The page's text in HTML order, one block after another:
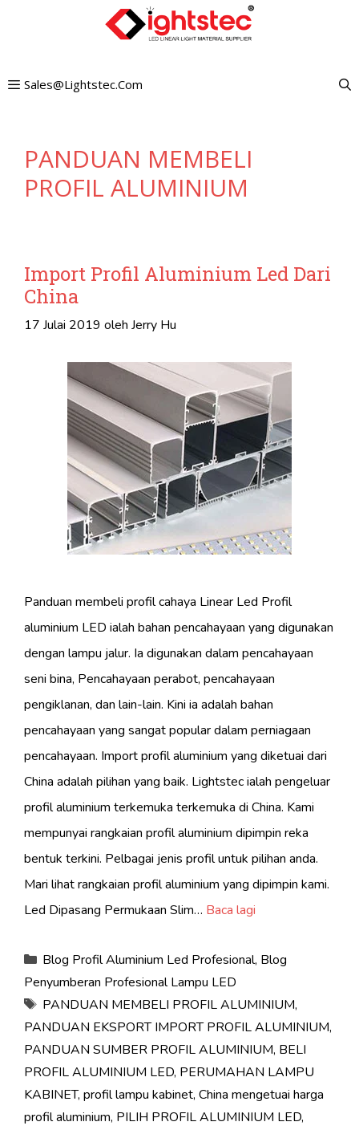
Sales@lightstec.com
PANDUAN MEMBELI
PROFIL ALUMINIUM
Import Profil Aluminium Led Dari
China
17 Julai 2019 oleh Jerry Hu
Panduan membeli profil cahaya Linear Led Profil
aluminium LED ialah bahan pencahayaan yang digunakan
dengan lampu jalur. Ia digunakan dalam pencahayaan
seni bina, Pencahayaan perabot, pencahayaan
pengiklanan, dan lain-lain. Kini ia adalah bahan
pencahayaan yang sangat popular dalam perniagaan
pencahayaan. Import profil aluminium yang diketuai dari
China adalah pilihan yang baik. Lightstec ialah pengeluar
profil aluminium terkemuka terkemuka di China. Kami
mempunyai rangkaian profil aluminium dipimpin reka
bentuk terkini. Pelbagai jenis profil untuk pilihan anda.
Mari lihat rangkaian profil aluminium yang dipimpin kami.
Led Dipasang Permukaan Slim… Baca lagi
Kategori
Blog Profil Aluminium Led Profesional, Blog
Penyumberan Profesional Lampu LED
Tag
PANDUAN MEMBELI PROFIL ALUMINIUM,
PANDUAN EKSPORT IMPORT PROFIL ALUMINIUM,
PANDUAN SUMBER PROFIL ALUMINIUM, BELI
PROFIL ALUMINIUM LED, PERUMAHAN LAMPU
KABINET, profil lampu kabinet, China mengetuai harga
profil aluminium, PILIH PROFIL ALUMINIUM LED,